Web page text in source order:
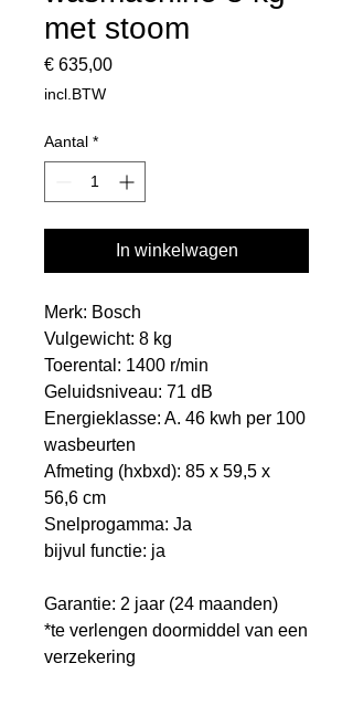
met stoom
€ 635,00Prijs
incl.BTW
Aantal *
In winkelwagen
Merk: Bosch
Vulgewicht: 8 kg
Toerental: 1400 r/min
Geluidsniveau: 71 dB
Energieklasse: A. 46 kwh per 100
wasbeurten
Afmeting (hxbxd): 85 x 59,5 x
56,6 cm
Snelprogamma: Ja
bijvul functie: ja
Garantie: 2 jaar (24 maanden)
*te verlengen doormiddel van een
verzekering